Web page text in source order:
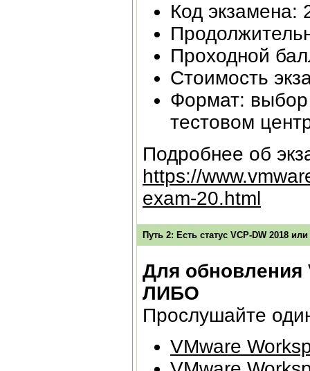
Код экзамена:
Проходной
Стоимость
Формат: выбор
тестовом
Подробнее об
https://
exam-20.html
Путь 2: Есть статус VCP-DW 2018
Для обновления
ЛИБО
Прослушайте
VMware